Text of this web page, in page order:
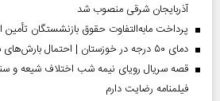
آذربایجان شرقی منصوب شد
پرداخت مابه‌التفاوت حقوق بازنشستگان تأمین
دمای ۵۰ درجه در خوزستان | احتمال بارش‌های سیل‌آسا در ۳ استان
قصه سریال رویای نیمه شب اختلاف شیعه و
فیلمنامه رضایت دارم